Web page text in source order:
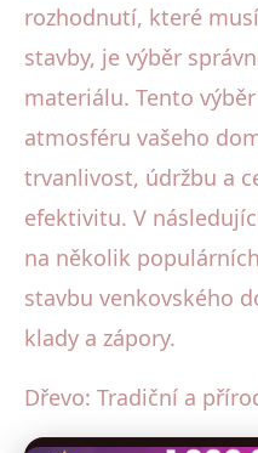
rozhodnutí, které
stavby, je výběr
materiálu. Tento
atmosféru vašeho
trvanlivost, údržbu a
efektivitu. V
na několik
stavbu venkovského
klady a zápory.
Dřevo: Tradiční a